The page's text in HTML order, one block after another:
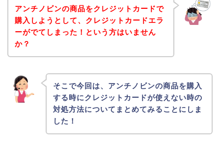
アンチノビンの商品をクレジットカードで
購入しようとして、クレジットカードエラ
ーがでてしまった！という方はいません
か？
そこで今回は、アンチノビンの商品を購入
する時にクレジットカードが使えない時の
対処方法についてまとめてみることにしま
した！